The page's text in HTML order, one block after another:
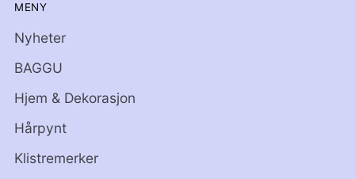
MENY
Nyheter
BAGGU
Hjem & Dekorasjon
Hårpynt
Klistremerker